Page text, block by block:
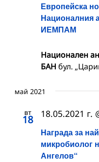
Европейска
Националния
ИЕМПАМ
Национален
БАН бул.
май 2021
вт
18
Награда за
микробиолог
Ангелов“
18.05.2021 г.